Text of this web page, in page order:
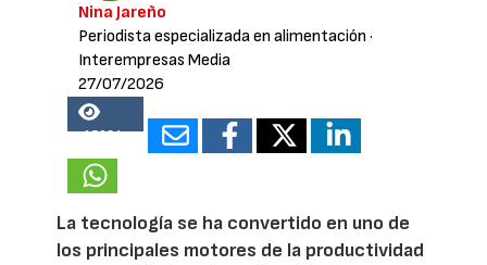
Nina Jareño
Periodista especializada en alimentación ·
Interempresas Media
27/07/2026
15084
La tecnología se ha convertido en uno de
los principales motores de la productividad